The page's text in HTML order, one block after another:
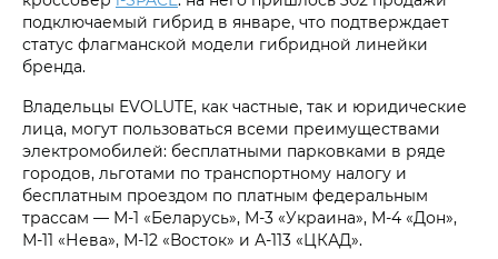
подключаемый гибрид в январе, что подтверждает
статус флагманской модели гибридной линейки
бренда.
Владельцы EVOLUTE, как частные, так и юридические
лица, могут пользоваться всеми преимуществами
электромобилей: бесплатными парковками в ряде
городов, льготами по транспортному налогу и
бесплатным проездом по платным федеральным
трассам — М-1 «Беларусь», М-3 «Украина», М-4 «Дон»,
М-11 «Нева», М-12 «Восток» и А-113 «ЦКАД».